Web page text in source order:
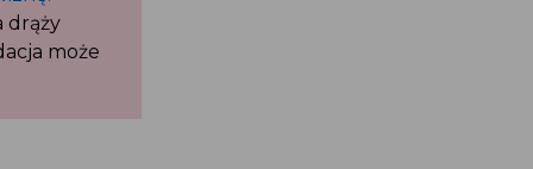
drąży
może